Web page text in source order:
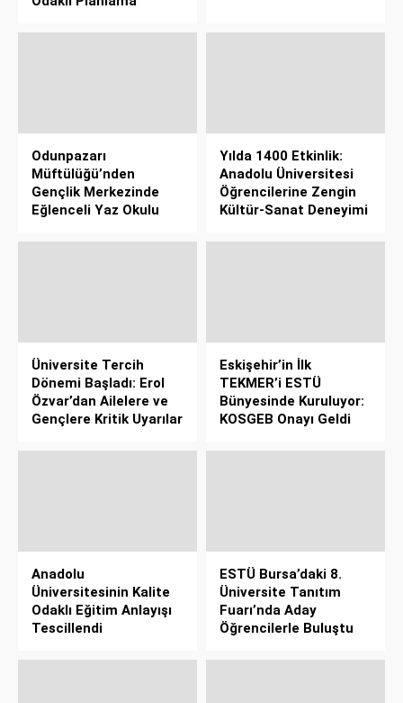
Odunpazarı
Müftülüğü’nden
Gençlik Merkezinde
Eğlenceli Yaz Okulu
Yılda 1400 Etkinlik:
Anadolu Üniversitesi
Öğrencilerine Zengin
Kültür-Sanat Deneyimi
Üniversite Tercih
Dönemi Başladı: Erol
Özvar’dan Ailelere ve
Gençlere Kritik Uyarılar
Eskişehir’in İlk
TEKMER’i ESTÜ
Bünyesinde Kuruluyor:
KOSGEB Onayı Geldi
Anadolu
Üniversitesinin Kalite
Odaklı Eğitim Anlayışı
Tescillendi
ESTÜ Bursa’daki 8.
Üniversite Tanıtım
Fuarı’nda Aday
Öğrencilerle Buluştu